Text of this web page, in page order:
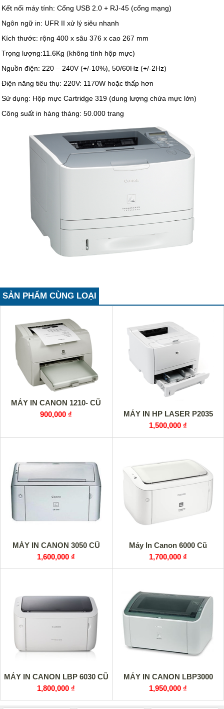
Kết nối máy tính: Cổng USB 2.0 + RJ-45 (cổng mạng)
Ngôn ngữ in: UFR II xử lý siêu nhanh
Kích thước: rộng 400 x sâu 376 x cao 267 mm
Trọng lượng:11.6Kg (không tính hộp mực)
Nguồn điện: 220 – 240V (+/-10%), 50/60Hz (+/-2Hz)
Điện năng tiêu thụ: 220V: 1170W hoặc thấp hơn
Sử dụng: Hộp mực Cartridge 319 (dung lượng chứa mực lớn)
Công suất in hàng tháng: 50.000 trang
SẢN PHẨM CÙNG LOẠI
MÁY IN CANON 1210- CŨ
900,000 ₫
MÁY IN HP LASER P2035
1,500,000 ₫
MÁY IN CANON 3050 CŨ
1,600,000 ₫
Máy In Canon 6000 Cũ
1,700,000 ₫
MÁY IN CANON LBP 6030 CŨ
1,800,000 ₫
MÁY IN CANON LBP3000
1,950,000 ₫